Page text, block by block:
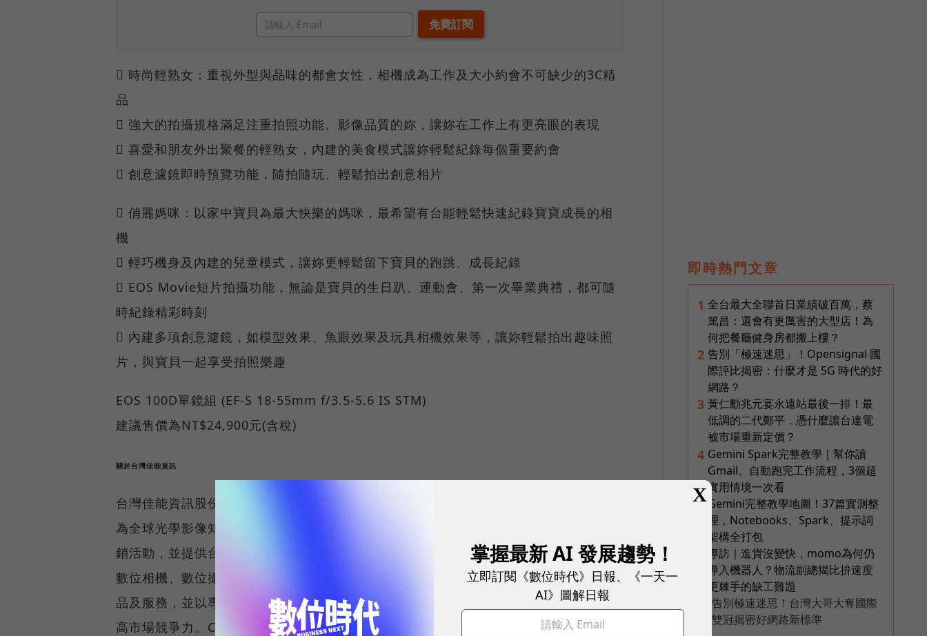
 時尚輕熟女：重視外型與品味的都會女性，相機成為工作及大小約會不可缺少的3C精
品
 強大的拍攝規格滿足注重拍照功能、影像品質的妳，讓妳在工作上有更亮眼的表現
 喜愛和朋友外出聚餐的輕熟女，內建的美食模式讓妳輕鬆紀錄每個重要約會
 創意濾鏡即時預覽功能，隨拍隨玩、輕鬆拍出創意相片
 俏麗媽咪：以家中寶貝為最大快樂的媽咪，最希望有台能輕鬆快速紀錄寶寶成長的相
機
 輕巧機身及內建的兒童模式，讓妳更輕鬆留下寶貝的跑跳、成長紀錄
 EOS Movie短片拍攝功能，無論是寶貝的生日趴、運動會、第一次畢業典禮，都可隨
時紀錄精彩時刻
 內建多項創意濾鏡，如模型效果、魚眼效果及玩具相機效果等，讓妳輕鬆拍出趣味照
片，與寶貝一起享受拍照樂趣
EOS 100D單鏡組 (EF-S 18-55mm f/3.5-5.6 IS STM)
建議售價為NT$24,900元(含稅)
關於台灣佳能資訊
台灣佳能資訊股份有限公司(Canon Marketing (Taiwan) Co., Ltd)成立於2001年4月，
為全球光學影像知名品牌Canon集團在台灣的分公司，在台灣負責產品的市場推廣、行
銷活動，並提供台灣消費者、經銷、代理體系完善的原廠服務。目前台灣旗下產品包括
數位相機、數位攝影機、噴墨印表機、商用多功能複合機…等，提供客戶品質優良的產
品及服務，並以專業的技術，致力於提供完整辦公室系統應用及解決方案，協助客戶提
高市場競爭力。Canon以"共生"(“kyosei”- living and working together for the
即時熱門文章
1 全台最大全聯首日業績破百萬，蔡
篤昌：還會有更厲害的大型店！為
何把餐廳健身房都搬上樓？
2 告別「極速迷思」！Opensignal 國
際評比揭密：什麼才是 5G 時代的好
網路？
3 黃仁勳兆元宴永遠站最後一排！最
低調的二代鄭平，憑什麼讓台達電
被市場重新定價？
4 Gemini Spark完整教學｜幫你讀
Gmail、自動跑完工作流程，3個超
實用情境一次看
5 Gemini完整教學地圖！37篇實測整
理，Notebooks、Spark、提示詞
架構全打包
專訪｜進貨沒變快，momo為何仍
導入機器人？物流副總揭比拚速度
更棘手的缺工難題
告別極速迷思！台灣大哥大奪國際
雙冠揭密好網路新標準
X
掌握最新 AI 發展趨勢！
立即訂閱《數位時代》日報、《一天一
AI》圖解日報